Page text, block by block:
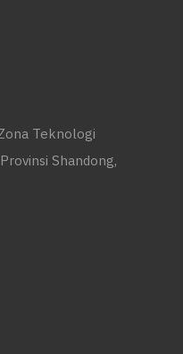
Teknologi
Shandong,